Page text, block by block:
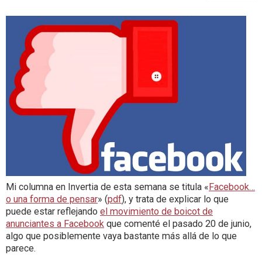
Mi columna en Invertia de esta semana se titula « Facebook…
o una forma de pensar» (pdf), y trata de explicar lo que
puede estar reflejando el movimiento de boicot de
anunciantes a Facebook que comenté el pasado 20 de junio,
algo que posiblemente vaya bastante más allá de lo que
parece.